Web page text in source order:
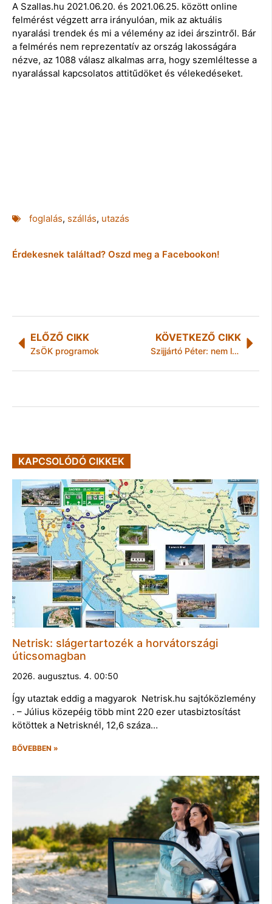
A Szallas.hu 2021.06.20. és 2021.06.25. között online
felmérést végzett arra irányulóan, mik az aktuális
nyaralási trendek és mi a vélemény az idei árszintről. Bár
a felmérés nem reprezentatív az ország lakosságára
nézve, az 1088 válasz alkalmas arra, hogy szemléltesse a
nyaralással kapcsolatos attitűdöket és vélekedéseket.
foglalás, szállás, utazás
Érdekesnek találtad? Oszd meg a Facebookon!
ELŐZŐ CIKK
ZsÖK programok
KÖVETKEZŐ CIKK
Szijjártó Péter: nem lehet ideológiai kérdést csinálni az oltóanyagok ügyéből
KAPCSOLÓDÓ CIKKEK
Netrisk: slágertartozék a horvátországi
úticsomagban
2026. augusztus. 4. 00:50
Így utaztak eddig a magyarok Netrisk.hu sajtóközlemény
. – Július közepéig több mint 220 ezer utasbiztosítást
kötöttek a Netrisknél, 12,6 száza…
BŐVEBBEN »